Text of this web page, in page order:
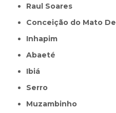
Raul Soares
Conceição do Mato
Inhapim
Abaeté
Ibiá
Serro
Muzambinho